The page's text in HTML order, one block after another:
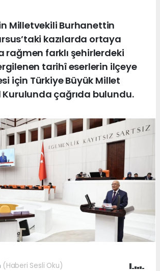
Milletvekili Burhanettin
kazılarda ortaya
rağmen farklı şehirlerdeki
tarihî eserlerin ilçeye
için Türkiye Büyük Millet
Kurulunda çağrıda bulundu.
(Haberi Sesli Oku)